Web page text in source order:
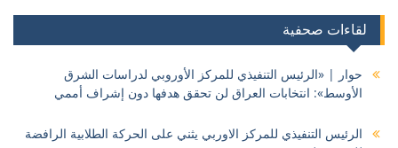
لقاءات صحفية
حوار | «الرئيس التنفيذي للمركز الأوروبي لدراسات الشرق
الأوسط»: انتخابات العراق لن تحقق هدفها دون إشراف أممي
الرئيس التنفيذي للمركز الاوربي يثني على الحركة الطلابية الرافضة